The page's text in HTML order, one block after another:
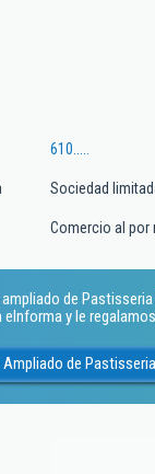
610.....
Sociedad
Comercio al por
de Pastisseria
eInforma y le
de